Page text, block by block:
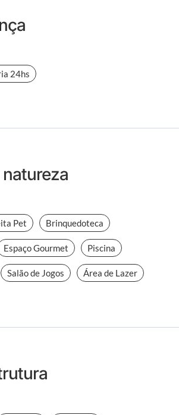
24hs
Pet Brinquedoteca
Espaço Gourmet Piscina
Salão de Jogos Área de Lazer